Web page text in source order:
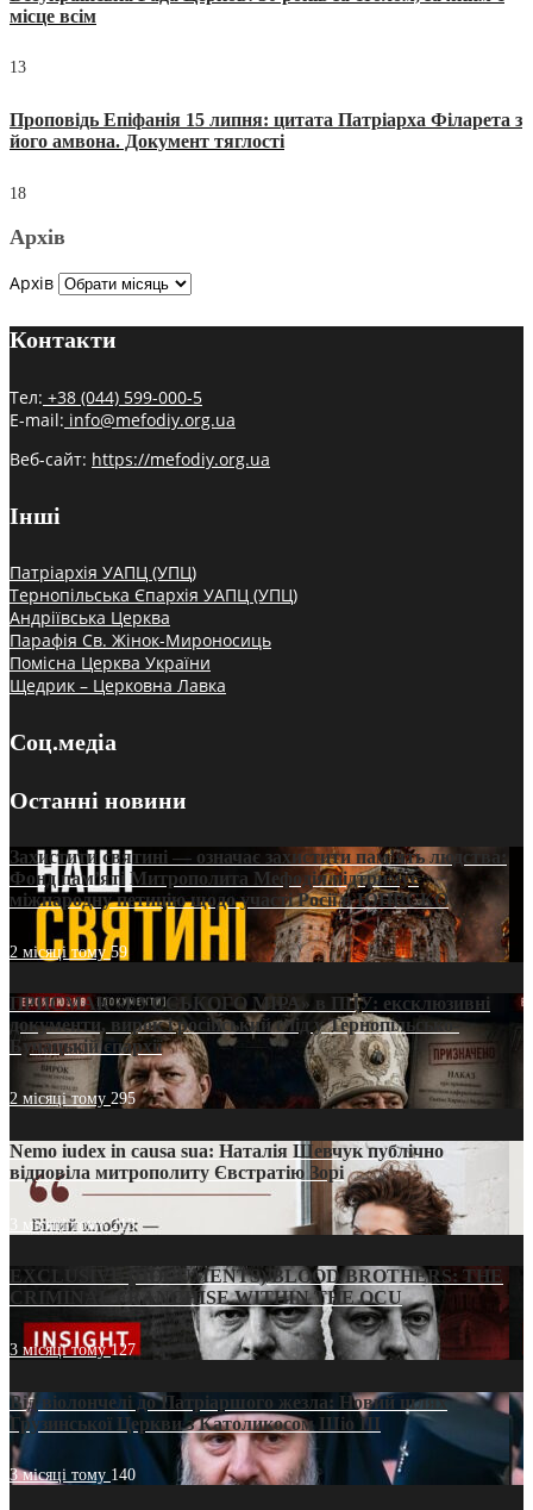
місце всім
13
Проповідь Епіфанія 15 липня: цитата Патріарха Філарета з
його амвона. Документ тяглості
18
Архів
Архів
Контакти
Тел: +38 (044) 599-000-5
E-mail: info@mefodiy.org.ua
Веб-сайт: https://mefodiy.org.ua
Інші
Патріархія УАПЦ (УПЦ)
Тернопільська Єпархія УАПЦ (УПЦ)
Андріївська Церква
Парафія Св. Жінок-Мироносиць
Помісна Церква України
Щедрик – Церковна Лавка
Соц.медіа
Останні новини
Захистити святині — означає захистити пам’ять людства:
Фонд пам’яті Митрополита Мефодія підтримує
міжнародну петицію щодо участі Росії в ЮНЕСКО
2 місяці тому59
ПРИСМАК «РУССЬКОГО МІРА» в ПЦУ: ексклюзивні
документи, вирок і російський слід у Тернопільсько-
Бучацькій єпархії
2 місяці тому 295
Nemo iudex in causa sua: Наталія Шевчук публічно
відповіла митрополиту Євстратію Зорі
3 місяці тому213
EXCLUSIVE (DOCUMENTS)/BLOOD BROTHERS: THE
CRIMINAL FRANCHISE WITHIN THE OCU
3 місяці тому127
Від віолончелі до Патріаршого жезла: Новий шлях
Грузинської Церкви з Католикосом Шіо III
3 місяці тому 140